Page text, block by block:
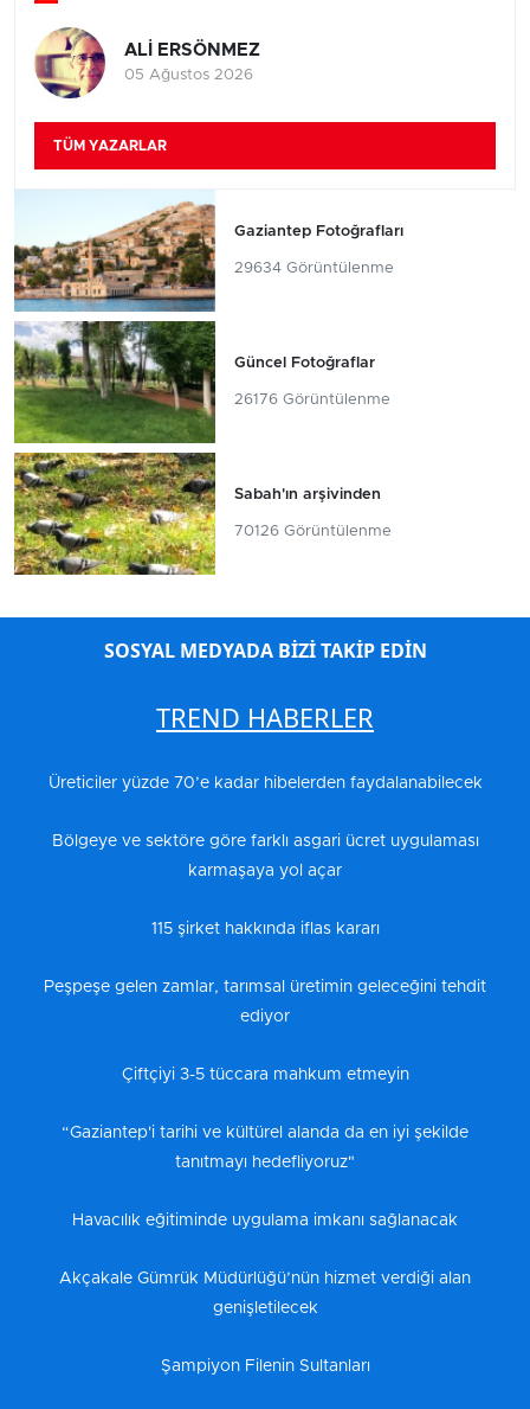
ALİ ERSÖNMEZ
05 Ağustos 2026
TÜM YAZARLAR
Gaziantep Fotoğrafları
29634 Görüntülenme
Güncel Fotoğraflar
26176 Görüntülenme
Sabah'ın arşivinden
70126 Görüntülenme
SOSYAL MEDYADA BİZİ TAKİP EDİN
TREND HABERLER
Üreticiler yüzde 70’e kadar hibelerden faydalanabilecek
Bölgeye ve sektöre göre farklı asgari ücret uygulaması
karmaşaya yol açar
115 şirket hakkında iflas kararı
Peşpeşe gelen zamlar, tarımsal üretimin geleceğini tehdit
ediyor
Çiftçiyi 3-5 tüccara mahkum etmeyin
“Gaziantep'i tarihi ve kültürel alanda da en iyi şekilde
tanıtmayı hedefliyoruz"
Havacılık eğitiminde uygulama imkanı sağlanacak
Akçakale Gümrük Müdürlüğü’nün hizmet verdiği alan
genişletilecek
Şampiyon Filenin Sultanları